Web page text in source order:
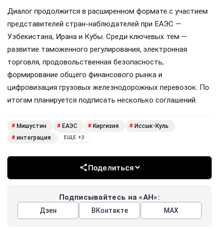
Диалог продолжится в расширенном формате с участием
представителей стран-наблюдателей при ЕАЭС —
Узбекистана, Ирана и Кубы. Среди ключевых тем —
развитие таможенного регулирования, электронная
торговля, продовольственная безопасность,
формирование общего финансового рынка и
цифровизация грузовых железнодорожных перевозок. По
итогам планируется подписать несколько соглашений.
# Мишустин # ЕАЭС # Киргизия # Иссык-Куль
# интеграция ЕЩЕ +3
Поделиться
Подписывайтесь на «АН»:
Дзен ВКонтакте МАХ